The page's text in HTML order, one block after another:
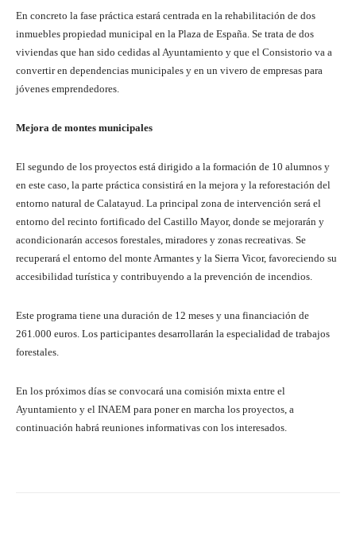
En concreto la fase práctica estará centrada en la rehabilitación de dos
inmuebles propiedad municipal en la Plaza de España. Se trata de dos
viviendas que han sido cedidas al Ayuntamiento y que el Consistorio va a
convertir en dependencias municipales y en un vivero de empresas para
jóvenes emprendedores.
Mejora de montes municipales
El segundo de los proyectos está dirigido a la formación de 10 alumnos y
en este caso, la parte práctica consistirá en la mejora y la reforestación del
entorno natural de Calatayud. La principal zona de intervención será el
entorno del recinto fortificado del Castillo Mayor, donde se mejorarán y
acondicionarán accesos forestales, miradores y zonas recreativas. Se
recuperará el entorno del monte Armantes y la Sierra Vicor, favoreciendo su
accesibilidad turística y contribuyendo a la prevención de incendios.
Este programa tiene una duración de 12 meses y una financiación de
261.000 euros. Los participantes desarrollarán la especialidad de trabajos
forestales.
En los próximos días se convocará una comisión mixta entre el
Ayuntamiento y el INAEM para poner en marcha los proyectos, a
continuación habrá reuniones informativas con los interesados.